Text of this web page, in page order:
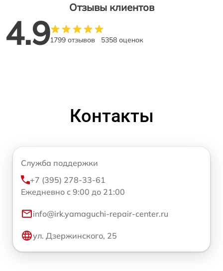
Отзывы клиентов
4.91799 отзывов 5358 оценок
Контакты
Служба поддержки
+7 (395) 278-33-61
Ежедневно с 9:00 до 21:00
info@irk.yamaguchi-repair-center.ru
ул. Дзержинского, 25